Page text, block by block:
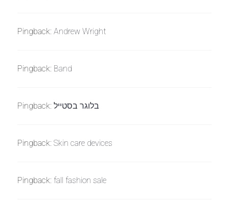
Pingback: Andrew Wright
Pingback: Band
Pingback: בלוגר בסטייל
Pingback: Skin care devices
Pingback: fall fashion sale